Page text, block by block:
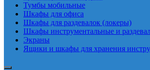
Тумбы мобильные
Шкафы для офиса
Шкафы для раздевалок (локеры)
Шкафы инструментальные и
Экраны
Ящики и шкафы для хранения